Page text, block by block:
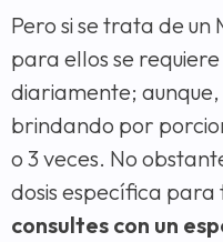
Pero si se trata de
para ellos se
diariamente;
brindando por
o 3 veces. No
dosis específica para
consultes con un